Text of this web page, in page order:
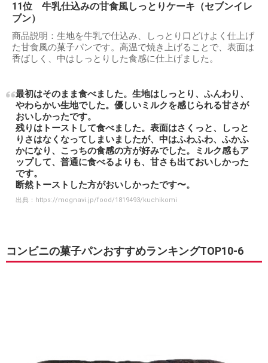
11位 牛乳仕込みの甘食風しっとりケーキ（セブンイレ
ブン）
商品説明：生地を牛乳で仕込み、しっとり口どけよく仕上げ
た甘食風の菓子パンです。高温で焼き上げることで、表面は
香ばしく、中はしっとりした食感に仕上げました。
最初はそのまま食べました。生地はしっとり、ふんわり、
やわらかい生地でした。優しいミルクを感じられる甘さが
おいしかったです。
残りはトーストして食べました。表面はさくっと、しっと
りさはなくなってしまいましたが、中はふわふわ、ふかふ
かになり、こっちの食感の方が好みでした。ミルク感もア
ップして、普通に食べるよりも、甘さも出ておいしかった
です。
断然トーストした方がおいしかったです〜。
出典： https://mognavi.jp/food/1819493/kuchikomi
コンビニの菓子パンおすすめランキングTOP10-6